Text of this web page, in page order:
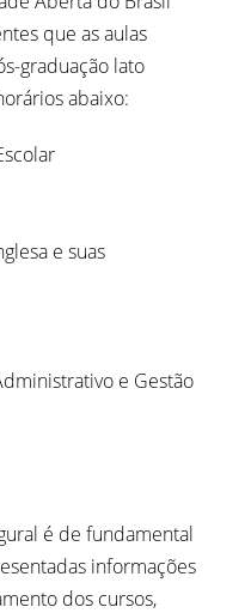
que as aulas
graduação lato
abaixo:
e suas
e Gestão
é de fundamental
informações
dos cursos,